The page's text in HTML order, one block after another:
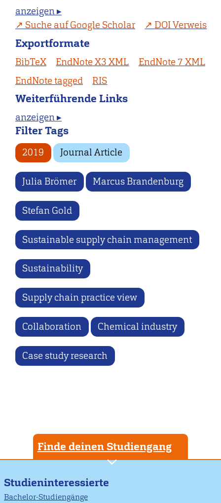
anzeigen ▸
Suche auf Google Scholar
DOI Verweis
Exportformate
BibTeX EndNote X3 XML
EndNote 7 XML
EndNote tagged
RIS
Weiterführende Links
anzeigen ▸
Filter Tags
2019 Journal Article
Julia Brömer Marcus Brandenburg
Stefan Gold
Sustainable supply chain management
Sustainability
Supply chain practice view
Collaboration Chemical industry
Case study research
Finde deinen Studiengang
Studieninteressierte
Bachelor-Studiengänge